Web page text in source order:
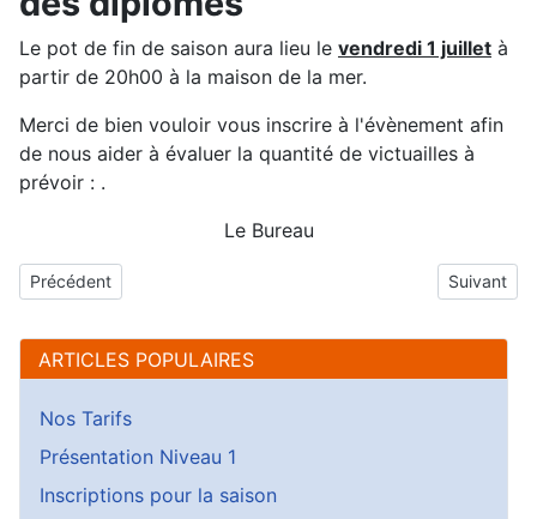
Le pot de fin de saison aura lieu le vendredi 1 juillet à
partir de 20h00 à la maison de la mer.
Merci de bien vouloir vous inscrire à l'évènement afin
de nous aider à évaluer la quantité de victuailles à
prévoir : .
Le Bureau
Article précédent : Assemblée Générale
Précédent Article
Suivant
ARTICLES POPULAIRES
Nos Tarifs
Présentation Niveau 1
Inscriptions pour la saison